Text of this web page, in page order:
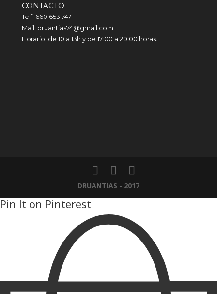
CONTACTO
Telf. 660 653 747
Mail: druantias74@gmail.com
Horario: de 10 a 13h y de 17:00 a 20:00 horas.
DRUANTIAS - 2017
Pin It on Pinterest